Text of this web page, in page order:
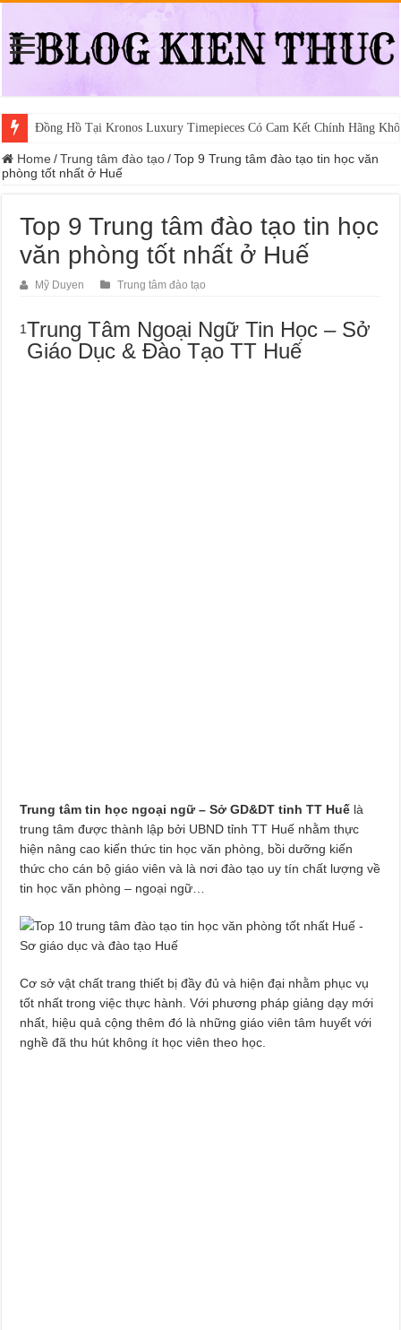
Đồng Hồ Tại Kronos Luxury Timepieces Có Cam Kết Chính Hãng
Home / Trung tâm đào tạo / Top 9 Trung tâm đào tạo tin học văn
phòng tốt nhất ở Huế
Top 9 Trung tâm đào tạo tin học
văn phòng tốt nhất ở Huế
Mỹ Duyen Trung tâm đào tạo
1 Trung Tâm Ngoại Ngữ Tin Học – Sở
Giáo Dục & Đào Tạo TT Huế
Trung tâm tin học ngoại ngữ – Sở GD&DT tỉnh TT Huế là
trung tâm được thành lập bởi UBND tỉnh TT Huế nhằm thực
hiện nâng cao kiến thức tin học văn phòng, bồi dưỡng kiến
thức cho cán bộ giáo viên và là nơi đào tạo uy tín chất lượng về
tin học văn phòng – ngoại ngữ…
Cơ sở vật chất trang thiết bị đầy đủ và hiện đại nhằm phục vụ
tốt nhất trong việc thực hành. Với phương pháp giảng dạy mới
nhất, hiệu quả cộng thêm đó là những giáo viên tâm huyết với
nghề đã thu hút không ít học viên theo học.